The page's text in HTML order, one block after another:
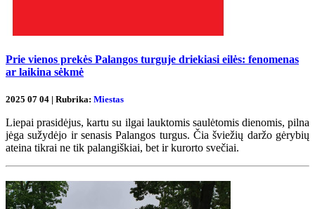
Prie vienos prekės Palangos turguje driekiasi eilės: fenomenas
ar laikina sėkmė
2025 07 04 | Rubrika: Miestas
Liepai prasidėjus, kartu su ilgai lauktomis saulėtomis dienomis, pilna
jėga sužydėjo ir senasis Palangos turgus. Čia šviežių daržo gėrybių
ateina tikrai ne tik palangiškiai, bet ir kurorto svečiai.